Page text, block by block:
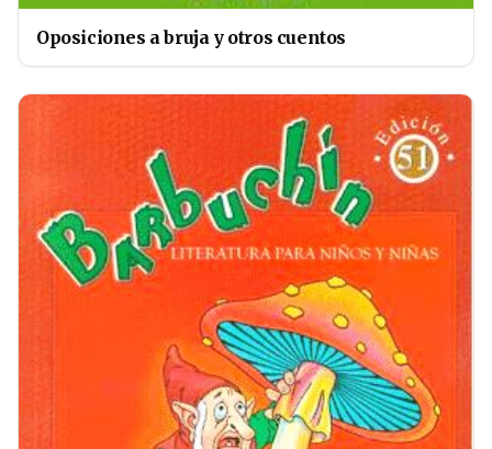
Oposiciones a bruja y otros cuentos